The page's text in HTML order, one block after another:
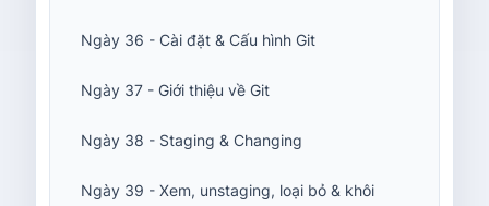
Ngày 36 - Cài đặt & Cấu hình Git
Ngày 37 - Giới thiệu về Git
Ngày 38 - Staging & Changing
Ngày 39 - Xem, unstaging, loại bỏ & khôi